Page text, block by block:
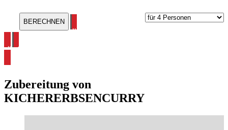
alle Kichererbsen Rezepte ansehen
alle Curry Rezepte ansehen
Zubereitung von
KICHERERBSENCURRY